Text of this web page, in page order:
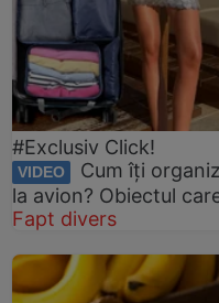
#Exclusiv Click!
VIDEO
Cum îți
la avion? Obiectul
Fapt divers